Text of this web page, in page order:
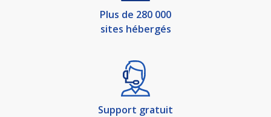
Plus de 280 000
sites hébergés
Support gratuit